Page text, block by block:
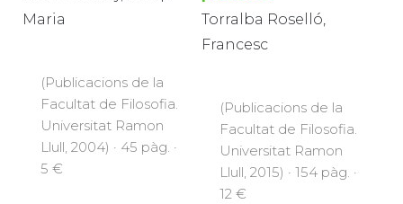
Maria
(Publicacions de la
Facultat de Filosofia.
Universitat Ramon
Llull, 2004) · 45 pàg. ·
5 €
Torralba Roselló,
Francesc
(Publicacions de la
Facultat de Filosofia.
Universitat Ramon
Llull, 2015) · 154 pàg. ·
12 €